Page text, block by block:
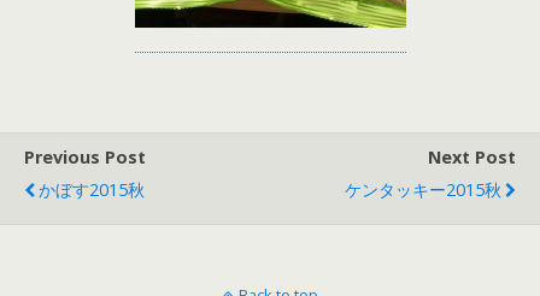
Previous Post
かぼす2015秋
Next Post
ケンタッキー2015秋